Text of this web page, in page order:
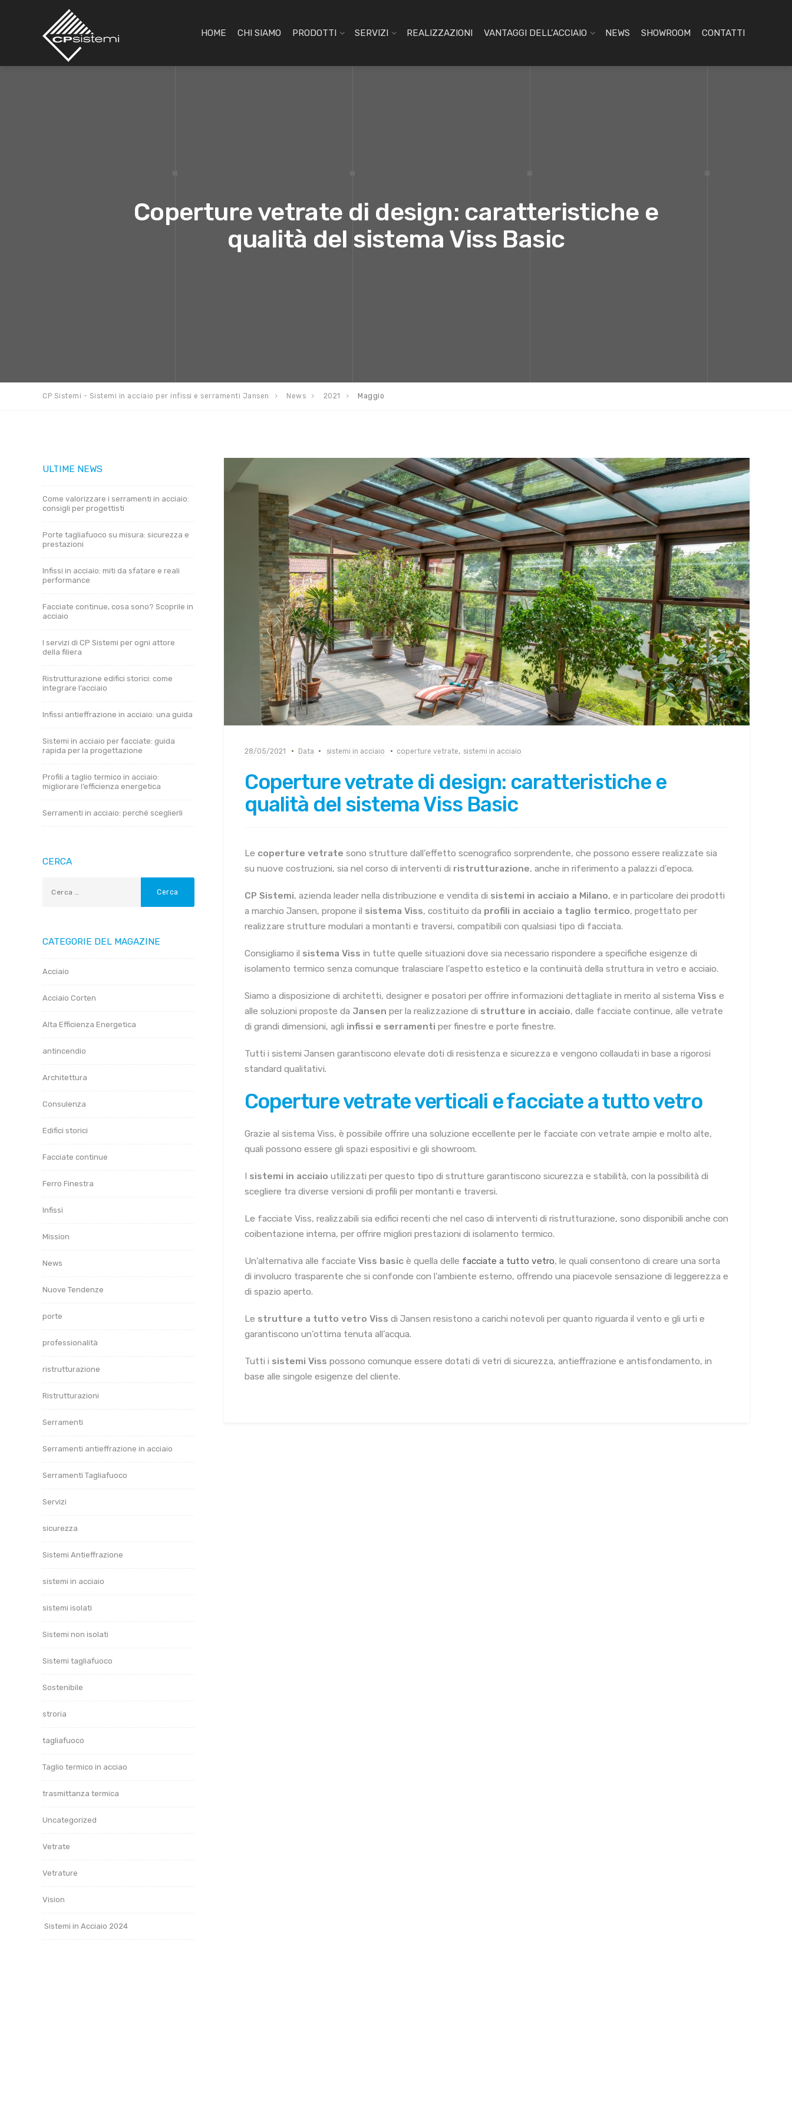
HOME CHI SIAMO PRODOTTI SERVIZI REALIZZAZIONI VANTAGGI DELL’ACCIAIO NEWS SHOWROOM CONTATTI
Coperture vetrate di design: caratteristiche e
qualità del sistema Viss Basic
CP Sistemi - Sistemi in acciaio per infissi e serramenti Jansen News 2021 Maggio
28/05/2021 Data sistemi in acciaio coperture vetrate, sistemi in acciaio
Coperture vetrate di design: caratteristiche e
qualità del sistema Viss Basic
Le coperture vetrate sono strutture dall’effetto scenografico sorprendente, che possono essere realizzate sia
su nuove costruzioni, sia nel corso di interventi di ristrutturazione, anche in riferimento a palazzi d’epoca.
CP Sistemi, azienda leader nella distribuzione e vendita di sistemi in acciaio a Milano, e in particolare dei prodotti
a marchio Jansen, propone il sistema Viss, costituito da profili in acciaio a taglio termico, progettato per
realizzare strutture modulari a montanti e traversi, compatibili con qualsiasi tipo di facciata.
Consigliamo il sistema Viss in tutte quelle situazioni dove sia necessario rispondere a specifiche esigenze di
isolamento termico senza comunque tralasciare l’aspetto estetico e la continuità della struttura in vetro e acciaio.
Siamo a disposizione di architetti, designer e posatori per offrire informazioni dettagliate in merito al sistema Viss e
alle soluzioni proposte da Jansen per la realizzazione di strutture in acciaio, dalle facciate continue, alle vetrate
di grandi dimensioni, agli infissi e serramenti per finestre e porte finestre.
Tutti i sistemi Jansen garantiscono elevate doti di resistenza e sicurezza e vengono collaudati in base a rigorosi
standard qualitativi.
Coperture vetrate verticali e facciate a tutto vetro
Grazie al sistema Viss, è possibile offrire una soluzione eccellente per le facciate con vetrate ampie e molto alte,
quali possono essere gli spazi espositivi e gli showroom.
sistemi in acciaio utilizzati per questo tipo di strutture garantiscono sicurezza e stabilità, con la possibilità di
scegliere tra diverse versioni di profili per montanti e traversi.
Le facciate Viss, realizzabili sia edifici recenti che nel caso di interventi di ristrutturazione, sono disponibili anche con
coibentazione interna, per offrire migliori prestazioni di isolamento termico.
Un’alternativa alle facciate Viss basicè quella delle facciate a tutto vetro, le quali consentono di creare una sorta
di involucro trasparente che si confonde con l’ambiente esterno, offrendo una piacevole sensazione di leggerezza e
di spazio aperto.
Le strutture a tutto vetro Viss di Jansen resistono a carichi notevoli per quanto riguarda il vento e gli urti e
garantiscono un’ottima tenuta all’acqua.
Tutti i sistemi Viss possono comunque essere dotati di vetri di sicurezza, antieffrazione e antisfondamento, in
base alle singole esigenze del cliente.
ULTIME NEWS
Come valorizzare i serramenti in acciaio:
consigli per progettisti
Porte tagliafuoco su misura: sicurezza e
prestazioni
Infissi in acciaio: miti da sfatare e reali
performance
Facciate continue, cosa sono? Scoprile in
acciaio
I servizi di CP Sistemi per ogni attore
della filiera
Ristrutturazione edifici storici: come
integrare l’acciaio
Infissi antieffrazione in acciaio: una guida
Sistemi in acciaio per facciate: guida
rapida per la progettazione
Profili a taglio termico in acciaio:
migliorare l’efficienza energetica
Serramenti in acciaio: perché sceglierli
CERCA
CATEGORIE DEL MAGAZINE
Acciaio
Acciaio Corten
Alta Efficienza Energetica
antincendio
Architettura
Consulenza
Edifici storici
Facciate continue
Ferro Finestra
Infissi
Mission
News
Nuove Tendenze
porte
professionalità
ristrutturazione
Ristrutturazioni
Serramenti
Serramenti antieffrazione in acciaio
Serramenti Tagliafuoco
Servizi
sicurezza
Sistemi Antieffrazione
sistemi in acciaio
sistemi isolati
Sistemi non isolati
Sistemi tagliafuoco
Sostenibile
stroria
tagliafuoco
Taglio termico in acciao
trasmittanza termica
Uncategorized
Vetrate
Vetrature
Vision
Sistemi in Acciaio 2024